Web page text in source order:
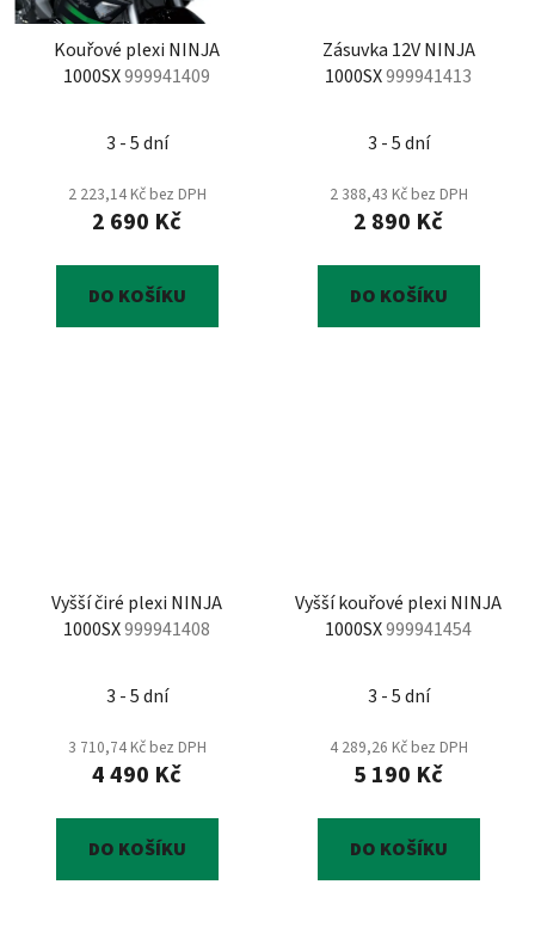
Kouřové plexi NINJA
1000SX999941409
3 - 5 dní
2 223,14 Kč bez DPH
2 690 Kč
DO KOŠÍKU
Zásuvka 12V NINJA
1000SX999941413
3 - 5 dní
2 388,43 Kč bez DPH
2 890 Kč
DO KOŠÍKU
Vyšší čiré plexi NINJA
1000SX999941408
3 - 5 dní
3 710,74 Kč bez DPH
4 490 Kč
DO KOŠÍKU
Vyšší kouřové plexi NINJA
1000SX999941454
3 - 5 dní
4 289,26 Kč bez DPH
5 190 Kč
DO KOŠÍKU